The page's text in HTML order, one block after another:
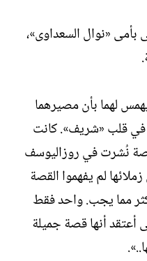
«نوال السعداوى»،
لهما بأن مصيرهما
في قلب «شريف». كانت
نُشرت في روزاليوسف
لم يفهموا القصة
أكثر مما يجب. واحد فقط
أعتقد أنها قصة جميلة